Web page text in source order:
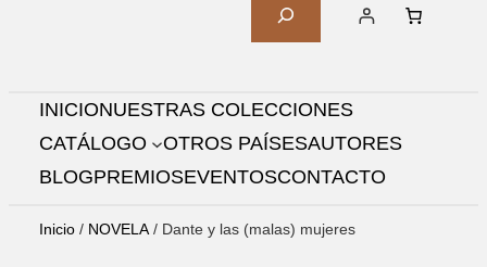
A
R
INICIONUESTRAS COLECCIONES
CATÁLOGO
OTROS PAÍSESAUTORES
BLOGPREMIOSEVENTOSCONTACTO
Inicio / NOVELA / Dante y las (malas) mujeres